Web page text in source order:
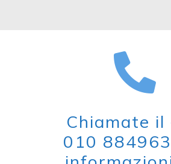
Chiamate il
010